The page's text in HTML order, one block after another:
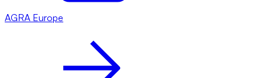
AGRA Europe